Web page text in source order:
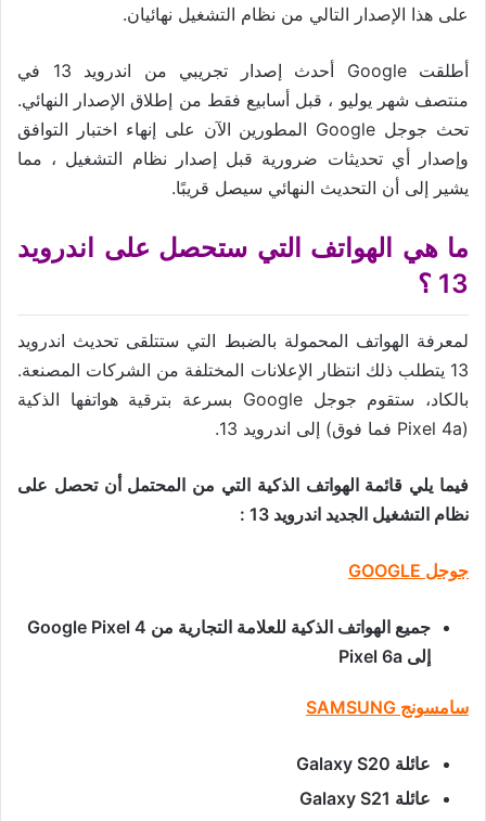
على هذا الإصدار التالي من نظام التشغيل نهائيان.
أطلقت Google أحدث إصدار تجريبي من اندرويد 13 في
منتصف شهر يوليو ، قبل أسابيع فقط من إطلاق الإصدار النهائي.
تحث جوجل Google المطورين الآن على إنهاء اختبار التوافق
وإصدار أي تحديثات ضرورية قبل إصدار نظام التشغيل ، مما
يشير إلى أن التحديث النهائي سيصل قريبًا.
ما هي الهواتف التي ستحصل على اندرويد
13 ؟
لمعرفة الهواتف المحمولة بالضبط التي ستتلقى تحديث اندرويد
13 يتطلب ذلك انتظار الإعلانات المختلفة من الشركات المصنعة.
بالكاد، ستقوم جوجل Google بسرعة بترقية هواتفها الذكية
(Pixel 4a فما فوق) إلى اندرويد 13.
فيما يلي قائمة الهواتف الذكية التي من المحتمل أن تحصل على
نظام التشغيل الجديد اندرويد 13 :
جوجل GOOGLE
جميع الهواتف الذكية للعلامة التجارية من Google Pixel 4
إلى Pixel 6a
سامسونج SAMSUNG
عائلة Galaxy S20
عائلة Galaxy S21